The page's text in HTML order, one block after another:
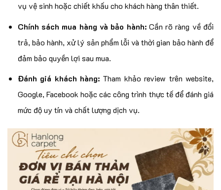
vụ vệ sinh hoặc chiết khấu cho khách hàng thân thiết.
Chính sách mua hàng và bảo hành: Cần rõ ràng về đổi
trả, bảo hành, xử lý sản phẩm lỗi và thời gian bảo hành để
đảm bảo quyền lợi sau mua.
Đánh giá khách hàng: Tham khảo review trên website,
Google, Facebook hoặc các công trình thực tế để đánh giá
mức độ uy tín và chất lượng dịch vụ.